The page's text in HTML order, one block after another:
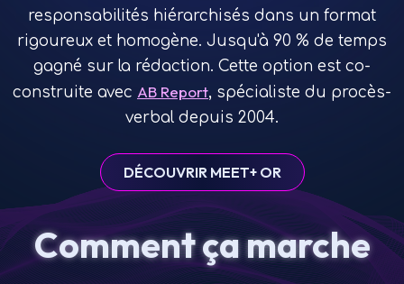
responsabilités hiérarchisés dans un format
rigoureux et homogène. Jusqu'à 90 % de temps
gagné sur la rédaction. Cette option est co-
construite avec AB Report, spécialiste du procès-
verbal depuis 2004.
DÉCOUVRIR MEET+ OR
Comment ça marche